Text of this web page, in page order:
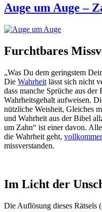
Auge um Auge –
Furchtbares
„Was Du dem geringstem
Die Wahrheit lässt sich nicht
dass manche Sprüche aus
Wahrheitsgehalt aufweisen.
nützliche Weisheit, Gleiches
und Wahrheit aus der Bibel
um Zahn“ ist einer davon.
die Wahrheit geht,
missverstanden.
Im Licht der
Die Auflösung dieses Rätsels